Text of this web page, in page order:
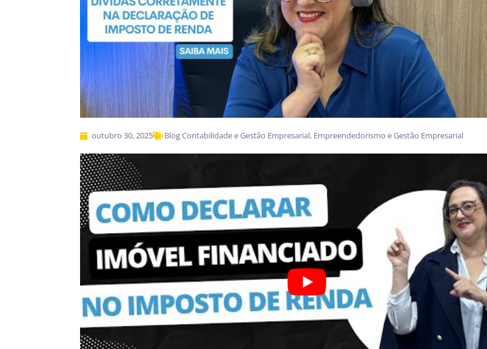
outubro 30, 2025 Blog Contabilidade e Gestão Empresarial, Empreendedorismo e Gestão Empresarial